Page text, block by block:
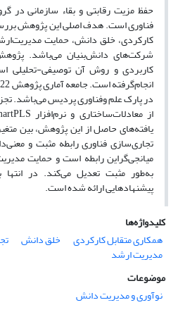
حفظ مزیت رقابتی و بقاء سازمانی در
فناوری است. هدف اصلی این پژوهش
کارکردی، خلق دانش، حمایت
شرکت‌های دانش‌بنیان می‌باشد.
کاربردی و روش آن توصیفی-تحلیلی
در پارک علم وفناوری پردیس می‌باشد.
یافته‌های حاصل از این پژوهش، بین
تجاری‌سازی فناوری رابطه مثبت و
میانجی‌گراین رابطه است و حمایت
به‌طور مثبت تعدیل می‌کند. در
پیشنهادهایی ارائه ‌شده است.
کلیدواژه‌ها
همکاری متقابل کارکردی
خلق دانش
مدیریت ارشد
موضوعات
نوآوری و مدیریت دانش